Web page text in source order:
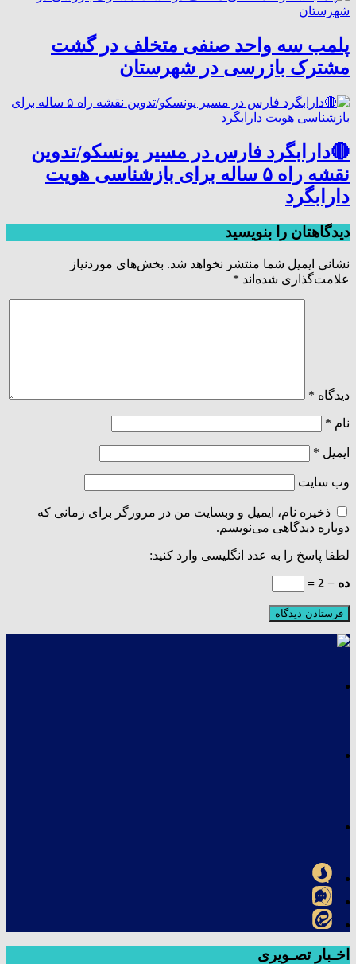
پلمب سه واحد صنفی متخلف در گشت
مشترک بازرسی در شهرستان
🔴دارابگرد فارس در مسیر یونسکو/تدوین
نقشه راه ۵ ساله برای بازشناسی هویت
دارابگرد
دیدگاهتان را بنویسید
نشانی ایمیل شما منتشر نخواهد شد. بخش‌های موردنیاز
علامت‌گذاری شده‌اند *
دیدگاه *
نام *
ایمیل *
وب‌ سایت
ذخیره نام، ایمیل و وبسایت من در مرورگر برای زمانی که
دوباره دیدگاهی می‌نویسم.
لطفا پاسخ را به عدد انگلیسی وارد کنید:
ده − 2 =
اخـبار تصـویری